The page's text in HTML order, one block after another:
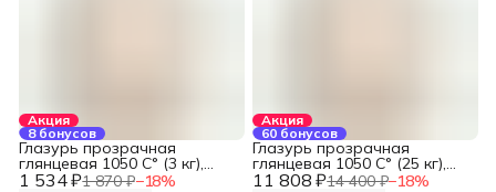
Акция
8 бонусов
1 534 ₽1 870 ₽−18%
Глазурь прозрачная
глянцевая 1050 С° (3 кг),
REFSAN
Акция
60 бонусов
11 808 ₽14 400 ₽−18%
Глазурь прозрачная
глянцевая 1050 С° (25 кг),
REFSAN